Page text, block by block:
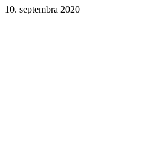
10. septembra 2020